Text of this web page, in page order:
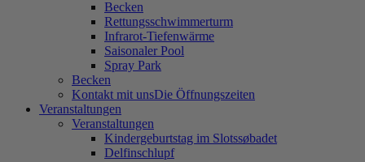
Becken
Rettungsschwimmerturm
Infrarot-Tiefenwärme
Saisonaler Pool
Spray Park
Becken
Kontakt mit unsDie Öffnungszeiten
Veranstaltungen
Veranstaltungen
Kindergeburtstag im Slotssøbadet
Delfinschlupf